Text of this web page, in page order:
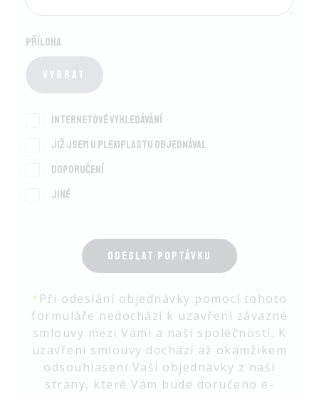
Příloha
Vybrat
Internetové vyhledávání
Již jsem u Plexiplastu objednával
Doporučení
Jiné
ODESLAT POPTÁVKU
*Při odeslání objednávky pomocí tohoto
formuláře nedochází k uzavření závazné
smlouvy mezi Vámi a naší společností. K
uzavření smlouvy dochází až okamžikem
odsouhlasení Vaší objednávky z naší
strany, které Vám bude doručeno e-